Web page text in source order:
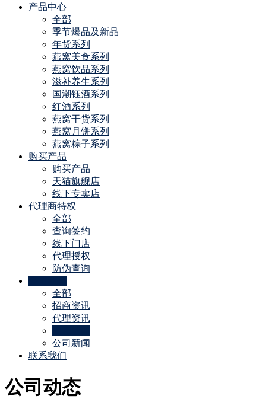
产品中心
全部
季节爆品及新品
年货系列
燕窝美食系列
燕窝饮品系列
滋补养生系列
国潮钰酒系列
红酒系列
燕窝干货系列
燕窝月饼系列
燕窝粽子系列
购买产品
购买产品
天猫旗舰店
线下专卖店
代理商特权
全部
查询签约
线下门店
代理授权
防伪查询
全部
招商资讯
代理资讯
公司新闻
联系我们
公司动态